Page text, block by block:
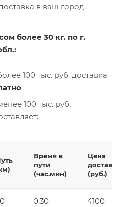
в ваш город.
более 30 кг. по г.
100 тыс. руб. доставка
100 тыс. руб.
Время в
пути
(час.мин)
Цена
(руб.)
0.30 4100